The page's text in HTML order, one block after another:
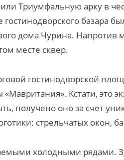
Триумфальную арку в
гостинодворского базара
дома Чурина. Напротив
месте сквер.
гостинодворской
Кстати, это
получено оно за счет
стрельчатых окон,
холодными рядами.